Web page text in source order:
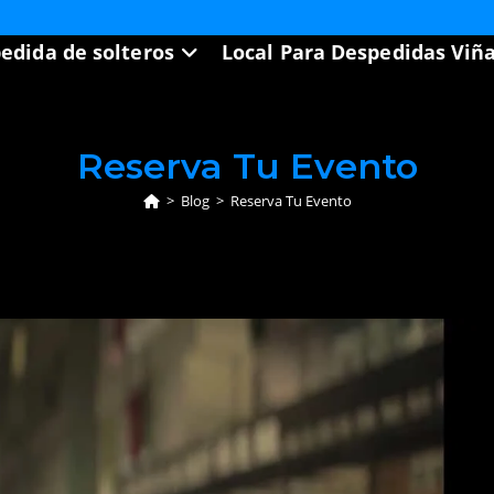
de solteros Local Para Despedidas
Reserva Tu Evento
> Blog > Reserva Tu Evento